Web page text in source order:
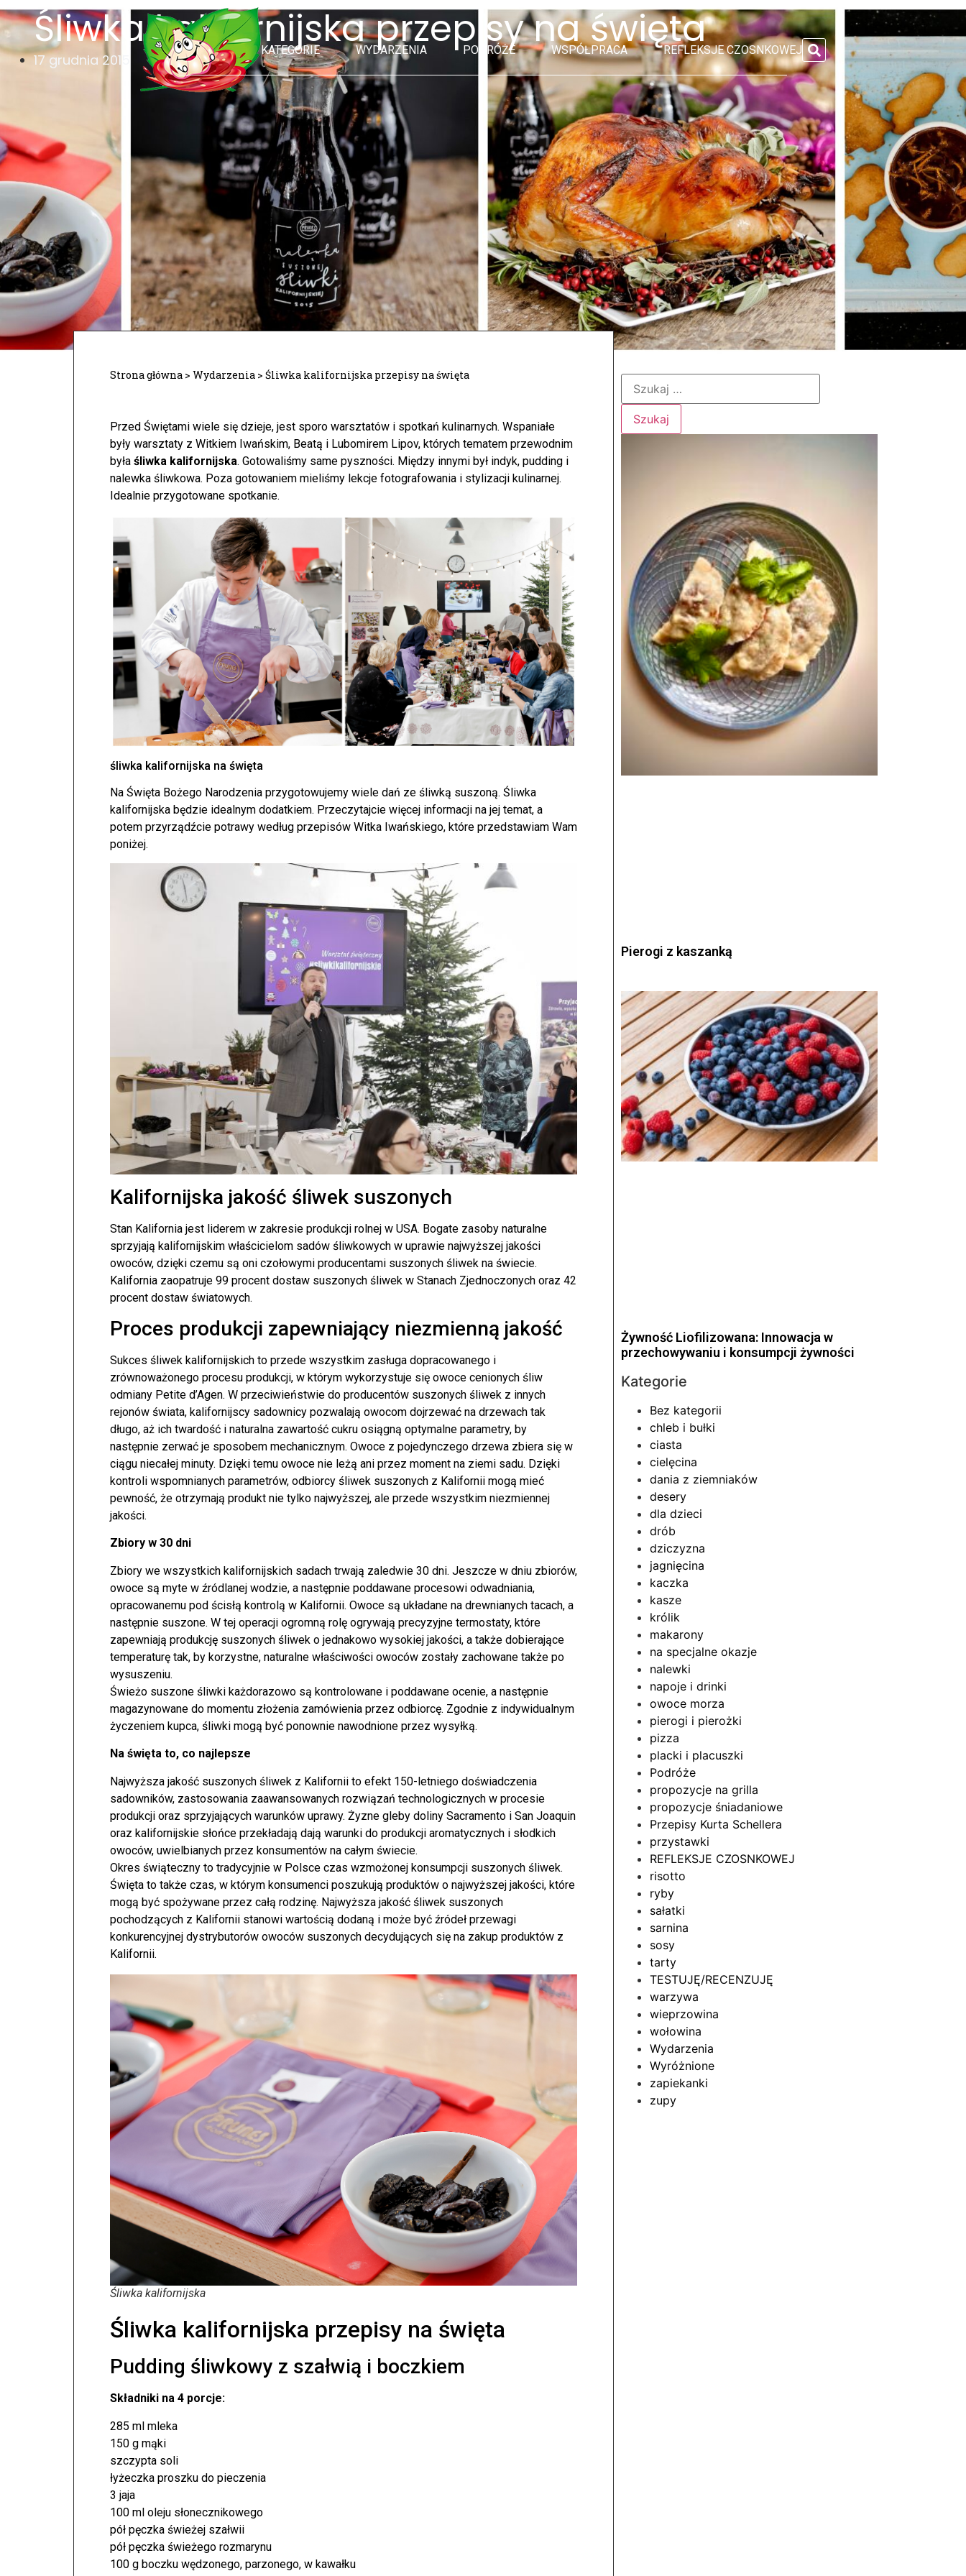
KATEGORIE WYDARZENIA PODRÓŻE WSPÓŁPRACA REFLEKSJE CZOSNKOWEJ
Śliwka kalifornijska przepisy na święta
17 grudnia 2015
Strona główna > Wydarzenia > Śliwka kalifornijska przepisy na święta
Przed Świętami wiele się dzieje, jest sporo warsztatów i spotkań kulinarnych. Wspaniałe
były warsztaty z Witkiem Iwańskim, Beatą i Lubomirem Lipov, których tematem przewodnim
była śliwka kalifornijska. Gotowaliśmy same pyszności. Między innymi był indyk, pudding i
nalewka śliwkowa. Poza gotowaniem mieliśmy lekcje fotografowania i stylizacji kulinarnej.
Idealnie przygotowane spotkanie.
śliwka kalifornijska na święta
Na Święta Bożego Narodzenia przygotowujemy wiele dań ze śliwką suszoną. Śliwka
kalifornijska będzie idealnym dodatkiem. Przeczytajcie więcej informacji na jej temat, a
potem przyrządźcie potrawy według przepisów Witka Iwańskiego, które przedstawiam Wam
poniżej.
Kalifornijska jakość śliwek suszonych
Stan Kalifornia jest liderem w zakresie produkcji rolnej w USA. Bogate zasoby naturalne
sprzyjają kalifornijskim właścicielom sadów śliwkowych w uprawie najwyższej jakości
owoców, dzięki czemu są oni czołowymi producentami suszonych śliwek na świecie.
Kalifornia zaopatruje 99 procent dostaw suszonych śliwek w Stanach Zjednoczonych oraz 42
procent dostaw światowych.
Proces produkcji zapewniający niezmienną jakość
Sukces śliwek kalifornijskich to przede wszystkim zasługa dopracowanego i
zrównoważonego procesu produkcji, w którym wykorzystuje się owoce cenionych śliw
odmiany Petite d’Agen. W przeciwieństwie do producentów suszonych śliwek z innych
rejonów świata, kalifornijscy sadownicy pozwalają owocom dojrzewać na drzewach tak
długo, aż ich twardość i naturalna zawartość cukru osiągną optymalne parametry, by
następnie zerwać je sposobem mechanicznym. Owoce z pojedynczego drzewa zbiera się w
ciągu niecałej minuty. Dzięki temu owoce nie leżą ani przez moment na ziemi sadu. Dzięki
kontroli wspomnianych parametrów, odbiorcy śliwek suszonych z Kalifornii mogą mieć
pewność, że otrzymają produkt nie tylko najwyższej, ale przede wszystkim niezmiennej
jakości.
Zbiory w 30 dni
Zbiory we wszystkich kalifornijskich sadach trwają zaledwie 30 dni. Jeszcze w dniu zbiorów,
owoce są myte w źródlanej wodzie, a następnie poddawane procesowi odwadniania,
opracowanemu pod ścisłą kontrolą w Kalifornii. Owoce są układane na drewnianych tacach, a
następnie suszone. W tej operacji ogromną rolę ogrywają precyzyjne termostaty, które
zapewniają produkcję suszonych śliwek o jednakowo wysokiej jakości, a także dobierające
temperaturę tak, by korzystne, naturalne właściwości owoców zostały zachowane także po
wysuszeniu.
Świeżo suszone śliwki każdorazowo są kontrolowane i poddawane ocenie, a następnie
magazynowane do momentu złożenia zamówienia przez odbiorcę. Zgodnie z indywidualnym
życzeniem kupca, śliwki mogą być ponownie nawodnione przez wysyłką.
Na święta to, co najlepsze
Najwyższa jakość suszonych śliwek z Kalifornii to efekt 150-letniego doświadczenia
sadowników, zastosowania zaawansowanych rozwiązań technologicznych w procesie
produkcji oraz sprzyjających warunków uprawy. Żyzne gleby doliny Sacramento i San Joaquin
oraz kalifornijskie słońce przekładają dają warunki do produkcji aromatycznych i słodkich
owoców, uwielbianych przez konsumentów na całym świecie.
Okres świąteczny to tradycyjnie w Polsce czas wzmożonej konsumpcji suszonych śliwek.
Święta to także czas, w którym konsumenci poszukują produktów o najwyższej jakości, które
mogą być spożywane przez całą rodzinę. Najwyższa jakość śliwek suszonych
pochodzących z Kalifornii stanowi wartością dodaną i może być źródeł przewagi
konkurencyjnej dystrybutorów owoców suszonych decydujących się na zakup produktów z
Kalifornii.
Śliwka kalifornijska
Śliwka kalifornijska przepisy na święta
Pudding śliwkowy z szałwią i boczkiem
Składniki na 4 porcje:
285 ml mleka
150 g mąki
szczypta soli
łyżeczka proszku do pieczenia
3 jaja
100 ml oleju słonecznikowego
pół pęczka świeżej szałwii
pół pęczka świeżego rozmarynu
100 g boczku wędzonego, parzonego, w kawałku
Pierogi z kaszanką
Żywność Liofilizowana: Innowacja w
przechowywaniu i konsumpcji żywności
Kategorie
Bez kategorii
chleb i bułki
ciasta
cielęcina
dania z ziemniaków
desery
dla dzieci
drób
dziczyzna
jagnięcina
kaczka
kasze
królik
makarony
na specjalne okazje
nalewki
napoje i drinki
owoce morza
pierogi i pierożki
pizza
placki i placuszki
Podróże
propozycje na grilla
propozycje śniadaniowe
Przepisy Kurta Schellera
przystawki
REFLEKSJE CZOSNKOWEJ
risotto
ryby
sałatki
sarnina
sosy
tarty
TESTUJĘ/RECENZUJĘ
warzywa
wieprzowina
wołowina
Wydarzenia
Wyróżnione
zapiekanki
zupy